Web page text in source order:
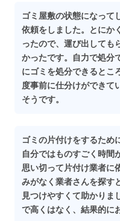
ゴミ屋敷の状態になって
依頼をしました。とにか
ったので、運び出しても
かったです。自力で処分
にゴミを処分できるとこ
度事前に仕分けができて
そうです。
ゴミの片付けをするため
自分ではものすごく時間
思い切って片付け業者に
みがなく業者さんを探す
見つけやすくて助かりま
で高くはなく、結果的に